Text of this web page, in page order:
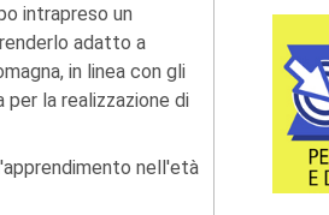
intrapreso un
adatto a
in linea con gli
la realizzazione di
nell'età